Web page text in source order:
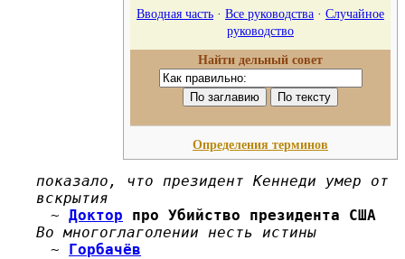
Вводная часть · Все руководства · Случайное
руководство
Найти дельный совет
Определения терминов
показало, что президент Кеннеди умер от
вскрытия
~ Доктор про Убийство президента США
Во многоглаголении несть истины
~ Горбачёв